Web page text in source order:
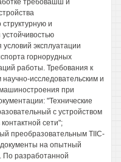
требовашш и
и
эксплуатации
горнорудных
работы. Требования к
исследовательским и
при
"Технические
с устройством
сети";
преобразовательным TIIC-
документы на опытный
По разработанной